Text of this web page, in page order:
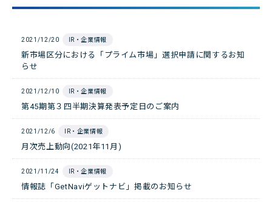
2021/12/20 IR・企業情報
新市場区分における「プライム市場」選択申請に関するお知
らせ
2021/12/10 IR・企業情報
第45期第３四半期決算発表予定日のご案内
2021/12/6 IR・企業情報
月次売上動向(2021年11月)
2021/11/24 IR・企業情報
情報誌「GetNaviゲットナビ」掲載のお知らせ